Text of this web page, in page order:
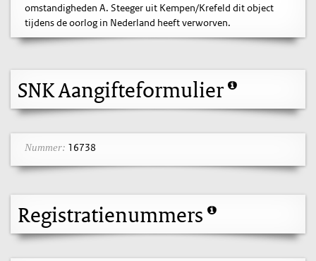
omstandigheden A. Steeger uit Kempen/Krefeld dit object
tijdens de oorlog in Nederland heeft verworven.
SNK Aangifteformulier
Nummer: 16738
Registratienummers